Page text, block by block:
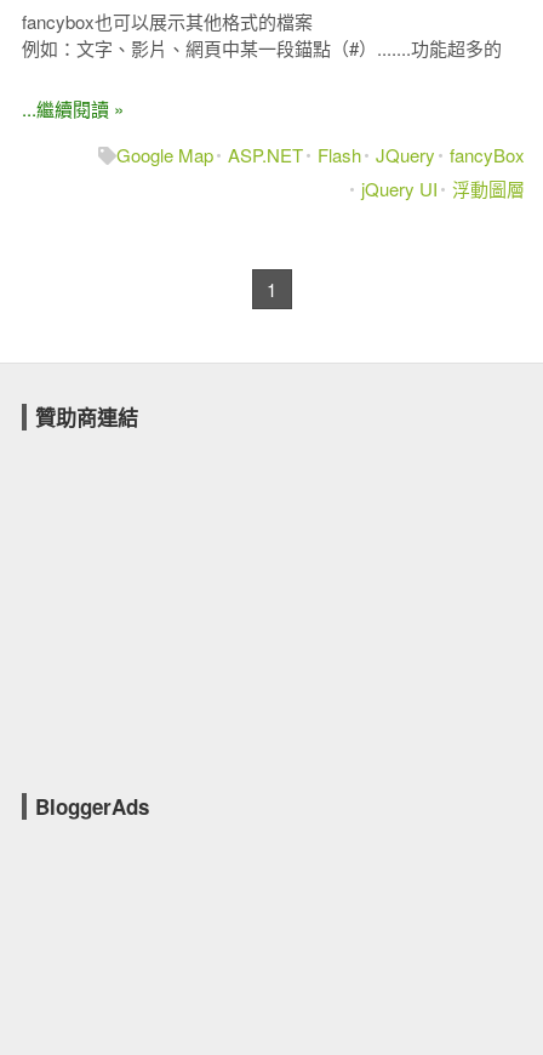
fancybox也可以展示其他格式的檔案
例如：文字、影片、網頁中某一段錨點（#）.......功能超多的
...繼續閱讀 »
Google Map ASP.NET Flash JQuery
fancyBox
jQuery UI
浮動圖層
1
贊助商連結
BloggerAds